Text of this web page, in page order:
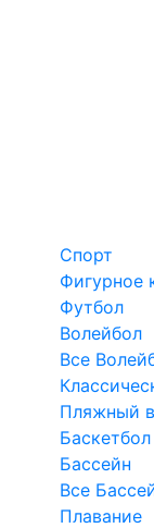
Спорт
Фигурное
Футбол
Волейбол
Все
Пляжный
Баскетбол
Бассейн
Все
Плавание